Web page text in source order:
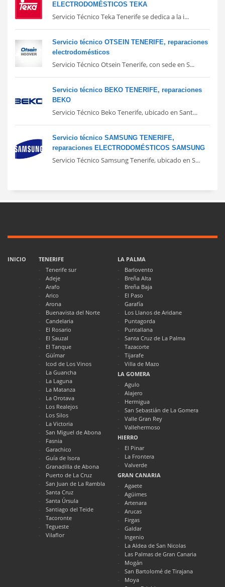
ELECTRODOMÉSTICOS TEKA
Servicio Técnico Teka Tenerife se dedica a la i...
Servicio técnico OTSEIN TENERIFE, reparaciones
electrodomésticos
Servicio Técnico Otsein Tenerife, con sede en S...
Servicio técnico BEKO TENERIFE, reparaciones
BEKO
Servicio Técnico Beko Tenerife, ubicado en Sant...
Servicio técnico SAMSUNG TENERIFE,
reparaciones ELECTRODOMÉSTICOS SAMSUNG
Servicio Técnico Samsung Tenerife, ubicado en S...
INICIO
TENERIFE
Tenerife sur
Adeje
Arafo
Arico
Arona
Buenavista del Norte
Candelaria
El Rosario
El Sauzal
El Tanque
Güímar
Icod de Los Vinos
La Guancha
La Laguna
La Matanza
La Orotava
Los Realejos
Los Silos
La Victoria
San Miguel de Abona
Fasnia
Garachico
Guía de Isora
Granadilla de Abona
Puerto de La Cruz
San Juan de La Rambla
Santa Cruz
Santa Úrsula
Santiago del Teide
Tacoronte
Tegueste
Vilaflor
LA PALMA
Barlovento
Breña Alta
Breña Baja
El Paso
Garafía
Los Llanos de Aridane
Puntagorda
Puntallana
Santa Cruz de La Palma
Tazacorte
Tijarafe
Villa de Mazo
LA GOMERA
Agulo
Alajero
Hermigua
San Sebastián de La Gomera
Valle Gran Rey
Vallehermoso
HIERRO
El Pinar
La Frontera
Valverde
GRAN CANARIA
Agaete
Agüimes
Artenara
Arucas
Firgas
Galdar
Ingenio
La Aldea de San Nicolas
Las Palmas de Gran Canaria
Mogán
San Bartolomé de Tirajana
Moya